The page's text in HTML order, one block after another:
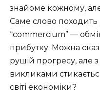
знайоме кожному,
Саме слово походить
“commercium” —
прибутку. Можна
рушій прогресу, але
викликами
світі економіки?